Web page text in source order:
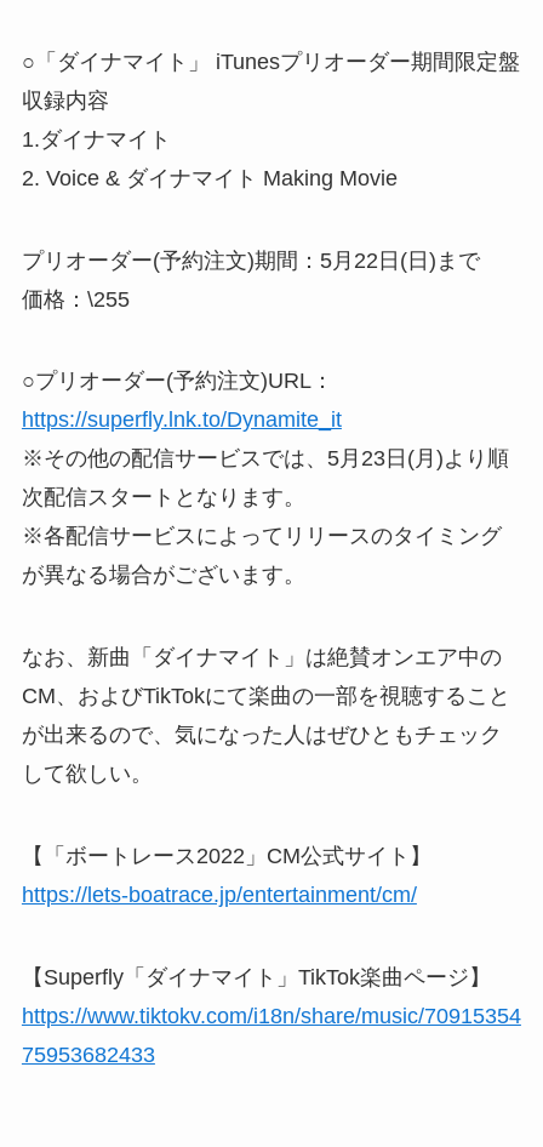
○「ダイナマイト」 iTunesプリオーダー期間限定盤
収録内容
1.ダイナマイト
2. Voice & ダイナマイト Making Movie
プリオーダー(予約注文)期間：5月22日(日)まで
価格：\255
○プリオーダー(予約注文)URL：
https://superfly.lnk.to/Dynamite_it
※その他の配信サービスでは、5月23日(月)より順
次配信スタートとなります。
※各配信サービスによってリリースのタイミング
が異なる場合がございます。
なお、新曲「ダイナマイト」は絶賛オンエア中の
CM、およびTikTokにて楽曲の一部を視聴すること
が出来るので、気になった人はぜひともチェック
して欲しい。
【「ボートレース2022」CM公式サイト】
https://lets-boatrace.jp/entertainment/cm/
【Superfly「ダイナマイト」TikTok楽曲ページ】
https://www.tiktokv.com/i18n/share/music/70915354
75953682433